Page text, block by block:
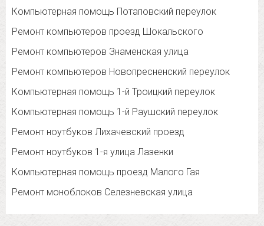
Компьютерная помощь Потаповский переулок
Ремонт компьютеров проезд Шокальского
Ремонт компьютеров Знаменская улица
Ремонт компьютеров Новопресненский переулок
Компьютерная помощь 1-й Троицкий переулок
Компьютерная помощь 1-й Раушский переулок
Ремонт ноутбуков Лихачевский проезд
Ремонт ноутбуков 1-я улица Лазенки
Компьютерная помощь проезд Малого Гая
Ремонт моноблоков Селезневская улица